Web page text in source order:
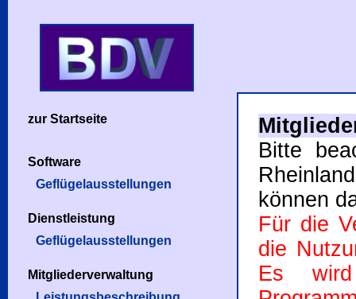
zur Startseite
Software
Geflügelausstellungen
Dienstleistung
Geflügelausstellungen
Mitgliederverwaltung
Bitte
können
Für die
die
Es